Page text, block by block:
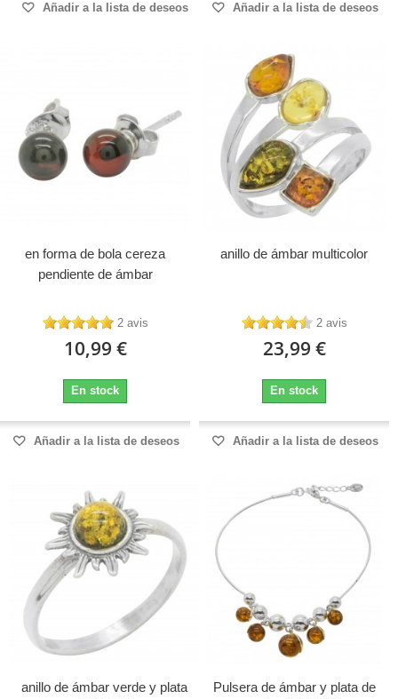
Añadir a la lista de deseos Añadir a la lista de deseos
en forma de bola cereza
pendiente de ámbar
2 avis
10,99 €
En stock
Añadir a la lista de deseos
anillo de ámbar multicolor
2 avis
23,99 €
En stock
Añadir a la lista de deseos
anillo de ámbar verde y plata
Pulsera de ámbar y plata de